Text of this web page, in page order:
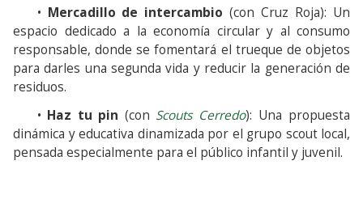
• Mercadillo de intercambio (con Cruz Roja): Un
espacio dedicado a la economía circular y al consumo
responsable, donde se fomentará el trueque de objetos
para darles una segunda vida y reducir la generación de
residuos.
• Haz tu pin (con Scouts Cerredo): Una propuesta
dinámica y educativa dinamizada por el grupo scout local,
pensada especialmente para el público infantil y juvenil.